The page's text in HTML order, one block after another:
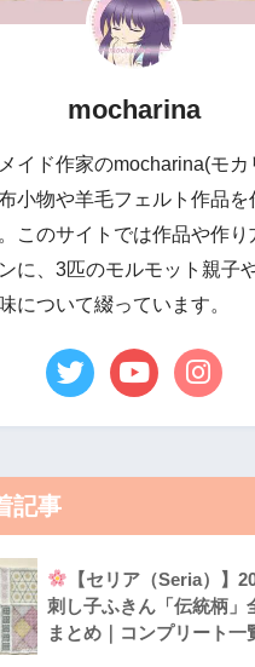
mocharina
イド作家のmocharina(モカ
小物や羊毛フェルト作品を
このサイトでは作品や作り
に、3匹のモルモット親子
について綴っています。
記事
【セリア（Seria）】
刺し子ふきん「伝統柄」
まとめ｜コンプリート一